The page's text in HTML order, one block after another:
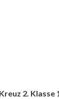
2. Klasse